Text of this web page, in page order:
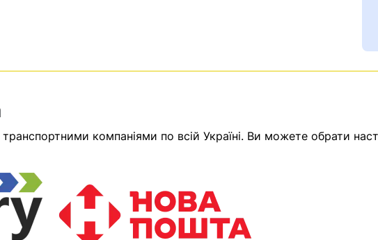
немає товарів.
Оператор зв’яжеться з
найближчим часом
компаніями по всій Україні. Ви можете обрати